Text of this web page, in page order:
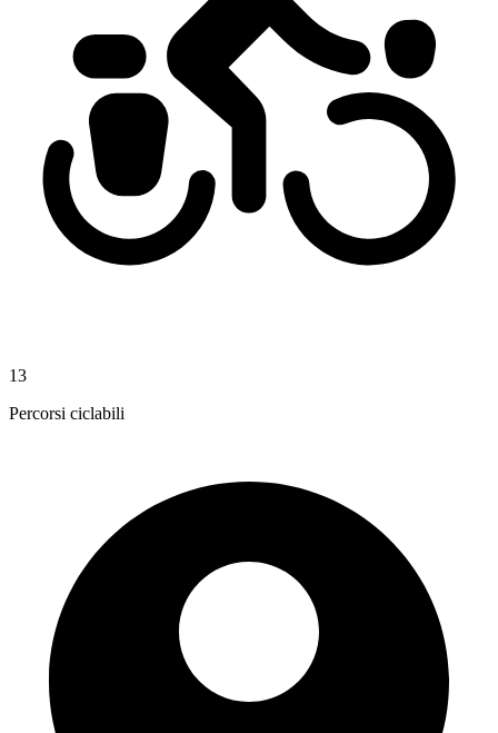
13
Percorsi ciclabili